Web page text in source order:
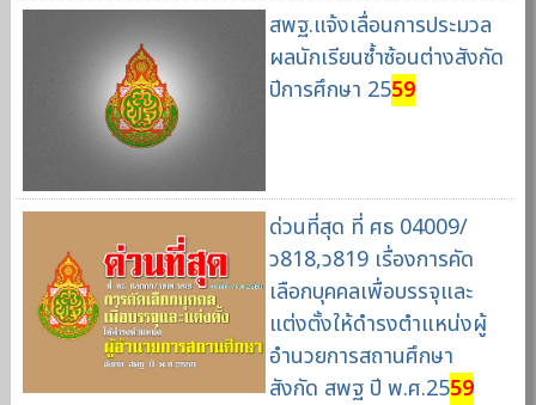
สพฐ.แจ้งเลื่อนการประมวล
ผลนักเรียนซ้ำซ้อนต่างสังกัด
ปีการศึกษา 2559
ด่วนที่สุด ที่ ศธ 04009/
ว818,ว819 เรื่องการคัด
เลือกบุคคลเพื่อบรรจุและ
แต่งตั้งให้ดำรงตำแหน่งผู้
อำนวยการสถานศึกษา
สังกัด สพฐ ปี พ.ศ.2559